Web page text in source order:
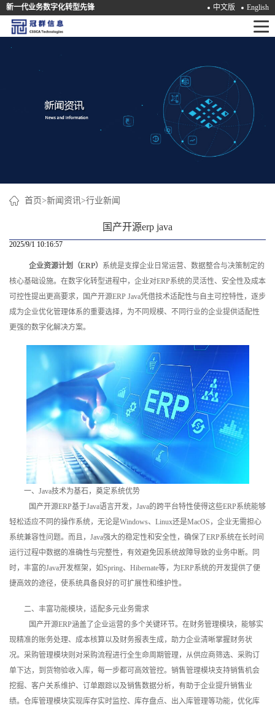
新一代业务数字化转型先锋 中文版 English
首
首页>新闻资讯>行业新闻
国产开源erp java
2025/9/1 10:16:57
企业资源计划（ERP） 系统是支撑企业日常运营、数据整合与决策制定的
核心基础设施。在数字化转型进程中，企业对ERP系统的灵活性、安全性及成本
可控性提出更高要求，国产开源ERP Java凭借技术适配性与自主可控特性，逐步
成为企业优化管理体系的重要选择，为不同规模、不同行业的企业提供适配性
更强的数字化解决方案。
一、Java技术为基石，奠定系统优势
国产开源ERP基于Java语言开发，Java的跨平台特性使得这些ERP系统能够
轻松适应不同的操作系统，无论是Windows、Linux还是MacOS，企业无需担心
系统兼容性问题。而且，Java强大的稳定性和安全性，确保了ERP系统在长时间
运行过程中数据的准确性与完整性，有效避免因系统故障导致的业务中断。同
时，丰富的Java开发框架，如Spring、Hibernate等，为ERP系统的开发提供了便
捷高效的途径，使系统具备良好的可扩展性和维护性。
二、丰富功能模块，适配多元业务需求
国产开源ERP涵盖了企业运营的多个关键环节。在财务管理模块，能够实
现精准的账务处理、成本核算以及财务报表生成，助力企业清晰掌握财务状
况。采购管理模块则对采购流程进行全生命周期管理，从供应商筛选、采购订
单下达，到货物验收入库，每一步都可高效管控。销售管理模块支持销售机会
挖掘、客户关系维护、订单跟踪以及销售数据分析，有助于企业提升销售业
绩。仓库管理模块实现库存实时监控、库存盘点、出入库管理等功能，优化库